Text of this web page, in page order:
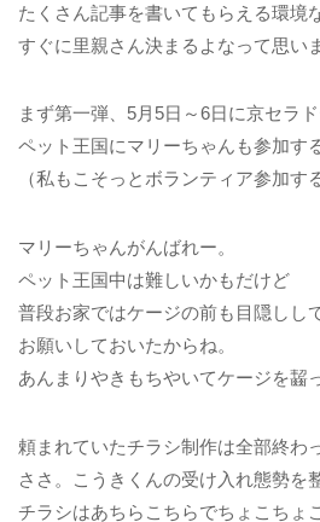
たくさん記事を書いてもらえる環境
すぐに里親さん決まるよなって思い
まず第一弾、5月5日～6日に京セラ
ペット王国にマリーちゃんも参加す
（私もこそっとボランティア参加す
マリーちゃんがんばれー。
ペット王国中は難しいかもだけど
普段お家ではケージの前も目隠しし
お願いしておいたからね。
あんまりやきもちやいてケージを齧
頼まれていたチラシ制作は全部終わ
ささ。こうきくんの受け入れ態勢を
チラシはあちらこちらでちょこちょ